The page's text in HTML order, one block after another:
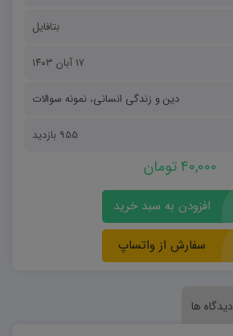
بتافایل
۱۷ آبان ۱۴۰۳
دین و زندگی انسانی، نمونه سوالات
955 بازدید
40,000 تومان
افزودن به سبد خرید
سفارش از واتساپ
دیدگاه ها